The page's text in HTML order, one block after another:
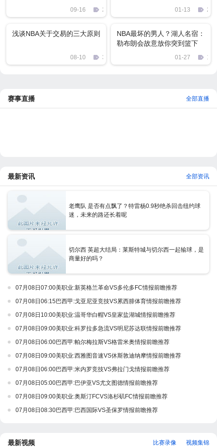
09-16 2159 01-13
浅谈NBA关于交易的三大原则
08-10 31
NBA最坏的男人？湖人名宿：
勒布朗会故意放你突到篮下
01-27
赛事直播 全部直播
最新资讯 全部资讯
老鹰队 是否有点飘了？特雷杨0.9秒绝杀回击纽约球
迷，未来的路还长着呢
切尔西 英超大结局：莱斯特城与切尔西一起输球，是
商量好的吗？
07月08日07:00美职业:新英格兰革命VS多伦多FC情报前瞻推荐
07月08日06:15巴西甲:戈亚尼亚竞技VS累西腓体育情报前瞻推荐
07月08日10:00美职业:温哥华白帽VS皇家盐湖城情报前瞻推荐
07月08日09:00美职业:科罗拉多急流VS明尼苏达联情报前瞻推荐
07月08日06:00巴西甲:帕尔梅拉斯VS格雷米奥情报前瞻推荐
07月08日09:00美职业:西雅图音速VS休斯敦迪纳摩情报前瞻推荐
07月08日06:00巴西甲:米内罗竞技VS弗拉门戈情报前瞻推荐
07月08日05:00巴西甲:巴伊亚VS尤文图德情报前瞻推荐
07月08日09:00美职业:奥斯汀FCVS洛杉矶FC情报前瞻推荐
07月08日08:30巴西甲:巴西国际VS圣保罗情报前瞻推荐
最新视频 视频集锦
比赛录像